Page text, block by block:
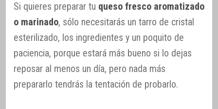
Si quieres preparar tu queso fresco aromatizado
o marinado, sólo necesitarás un tarro de cristal
esterilizado, los ingredientes y un poquito de
paciencia, porque estará más bueno si lo dejas
reposar al menos un día, pero nada más
prepararlo tendrás la tentación de probarlo.